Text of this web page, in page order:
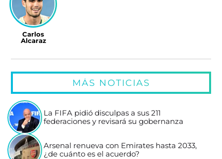
Carlos
Alcaraz
MÁS NOTICIAS
La FIFA pidió disculpas a sus 211
federaciones y revisará su gobernanza
Arsenal renueva con Emirates hasta 2033,
¿de cuánto es el acuerdo?